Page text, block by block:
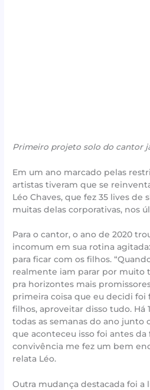
Primeiro projeto solo do cantor
Em um ano marcado pelas
artistas tiveram que se
Léo Chaves, que fez 35 lives de
muitas delas corporativas, nos
Para o cantor, o ano de 2020
incomum em sua rotina
para ficar com os filhos.
realmente iam parar por muito
pra horizontes mais
primeira coisa que eu decidi foi
filhos, aproveitar disso tudo. Há
todas as semanas do ano junto
que aconteceu isso foi antes da
convivência me fez um bem
relata Léo.
Outra mudança destacada foi a